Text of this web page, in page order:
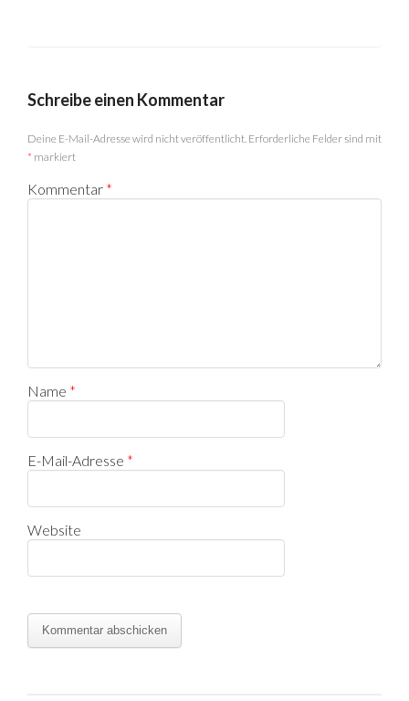
Schreibe einen Kommentar
Deine E-Mail-Adresse wird nicht veröffentlicht. Erforderliche Felder sind mit
* markiert
Kommentar *
Name *
E-Mail-Adresse *
Website